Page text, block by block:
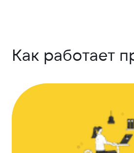
Как работает